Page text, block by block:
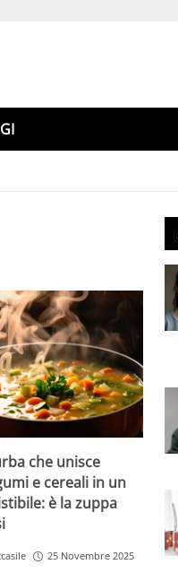
che unisce
e cereali in un
è la zuppa
25 Novembre 2025